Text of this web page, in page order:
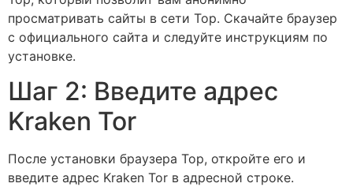
просматривать сайты в сети Тор. Скачайте браузер
с официального сайта и следуйте инструкциям по
установке.
Шаг 2: Введите адрес
Kraken Tor
После установки браузера Тор, откройте его и
введите адрес Kraken Tor в адресной строке.